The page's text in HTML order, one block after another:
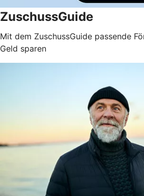
ZuschussGuide
Mit dem ZuschussGuide passende
Geld sparen